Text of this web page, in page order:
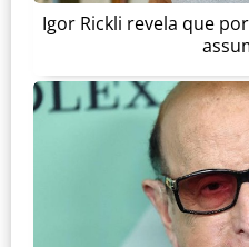
Igor Rickli revela que